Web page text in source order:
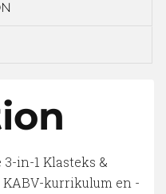
in-1 Klasteks &
kurrikulum en -